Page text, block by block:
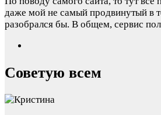
даже мой не самый продвинутый в
разобрался бы. В общем, сервис
Советую всем